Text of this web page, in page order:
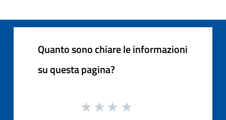
Quanto sono chiare le informazioni
su questa pagina?